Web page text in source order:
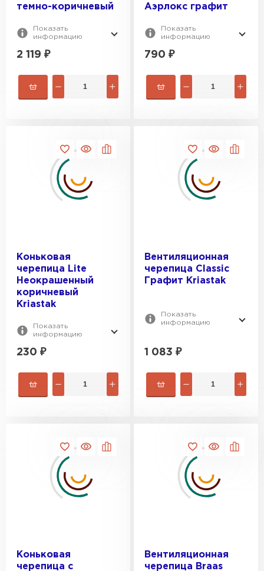
темно-коричневый
Показать
информацию
2 119 ₽
Аэрлокс графит
Показать
информацию
790 ₽
Коньковая
черепица Lite
Неокрашенный
коричневый
Kriastak
Показать
информацию
230 ₽
Вентиляционная
черепица Classic
Графит Kriastak
Показать
информацию
1 083 ₽
Коньковая
черепица с
Вентиляционная
черепица Braas
Керамическая черепица